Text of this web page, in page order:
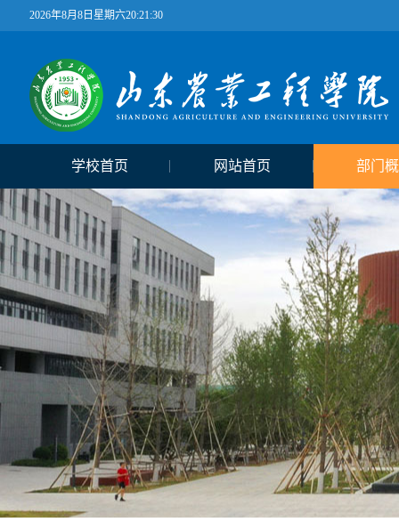
2026年8月8日星期六20:21:30
学校首页 网站首页 部门